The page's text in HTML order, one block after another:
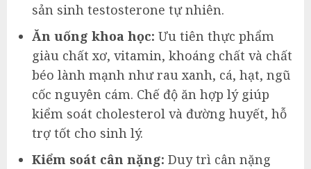
sản sinh testosterone tự nhiên.
Ăn uống khoa học: Ưu tiên thực phẩm
giàu chất xơ, vitamin, khoáng chất và chất
béo lành mạnh như rau xanh, cá, hạt, ngũ
cốc nguyên cám. Chế độ ăn hợp lý giúp
kiểm soát cholesterol và đường huyết, hỗ
trợ tốt cho sinh lý.
Kiểm soát cân nặng: Duy trì cân nặng